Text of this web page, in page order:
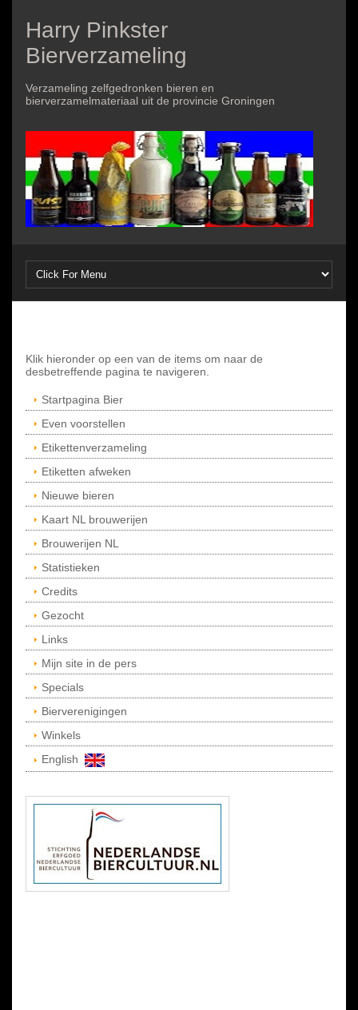
Harry Pinkster
Bierverzameling
Verzameling zelfgedronken bieren en
bierverzamelmateriaal uit de provincie Groningen
Klik hieronder op een van de items om naar de
desbetreffende pagina te navigeren.
Startpagina Bier
Even voorstellen
Etikettenverzameling
Etiketten afweken
Nieuwe bieren
Kaart NL brouwerijen
Brouwerijen NL
Statistieken
Credits
Gezocht
Links
Mijn site in de pers
Specials
Bierverenigingen
Winkels
English